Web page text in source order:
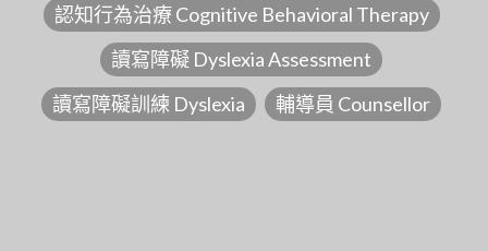
認知行為治療 Cognitive Behavioral Therapy
讀寫障礙 Dyslexia Assessment
讀寫障礙訓練 Dyslexia
輔導員 Counsellor